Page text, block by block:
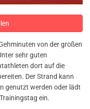
von der großen
sehr guten
dort auf die
Der Strand kann
genutzt werden oder lädt
ein.